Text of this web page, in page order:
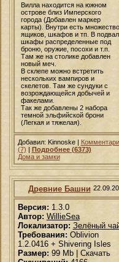
Вилла находится на южном
острове близ Имперского
города (Добавлен маркер
карты). Внутри есть множество
ящиков, шкафов и тп. В
шкафы распределенные под
броню, оружие, посохи и т.п.
Там же на столике добавлен
новый меч.
В склепе можно встретить
нескольких вампиров и
скелетов. Там же сундуки с
возрождающейся добычей и
факелами.
Так же добавлены 2 набора
темной эльфийской брони
(Легкая и тяжелая).
Добавил: Kinnoske |
(7) | Подробнее (6373)
Дома и замки
Древние Башни
Версия: 1.3.0
Автор: WillieSea
Локализатор: Зелёный
Требования: Oblivion
1.2.0416 + Shivering Isles
Размер: 99 Mb | Скачать